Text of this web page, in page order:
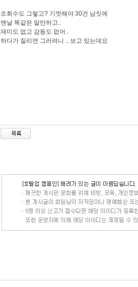
조회수도 그렇고? 기껏해야 30건 남짓에
맨날 똑같은 말만하고..
재미도 없고 감동도 없어..
하다가 질리면 그러려니 .. 보고 있는데요